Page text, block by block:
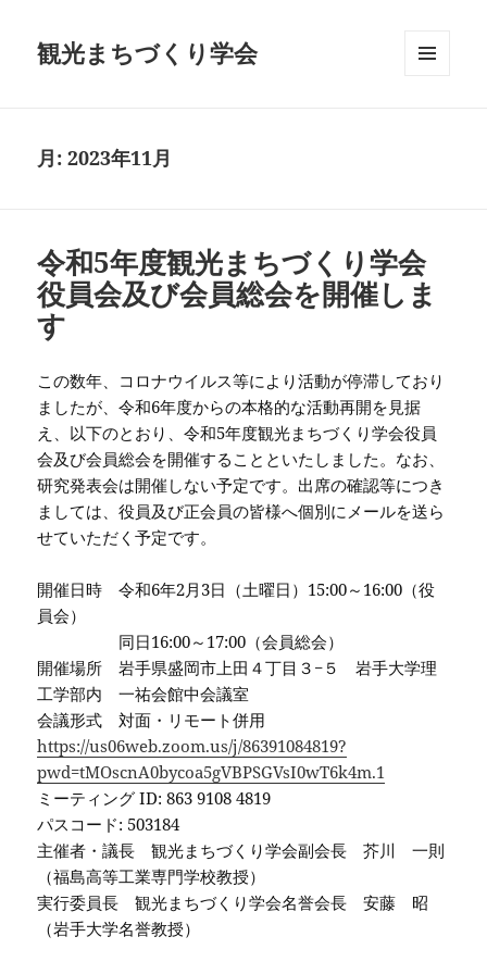
観光まちづくり学会
月:2023年11月
令和5年度観光まちづくり学会
役員会及び会員総会を開催しま
す
この数年、コロナウイルス等により活動が停滞しており
ましたが、令和6年度からの本格的な活動再開を見据
え、以下のとおり、令和5年度観光まちづくり学会役員
会及び会員総会を開催することといたしました。なお、
研究発表会は開催しない予定です。出席の確認等につき
ましては、役員及び正会員の皆様へ個別にメールを送ら
せていただく予定です。
開催日時 令和6年2月3日（土曜日）15:00～16:00（役
員会）
同日16:00～17:00（会員総会）
開催場所 岩手県盛岡市上田４丁目３−５ 岩手大学理
工学部内 一祐会館中会議室
会議形式 対面・リモート併用
https://us06web.zoom.us/j/86391084819?
pwd=tMOscnA0bycoa5gVBPSGVsI0wT6k4m.1
ミーティング ID: 863 9108 4819
パスコード: 503184
主催者・議長 観光まちづくり学会副会長 芥川 一則
（福島高等工業専門学校教授）
実行委員長 観光まちづくり学会名誉会長 安藤 昭
（岩手大学名誉教授）